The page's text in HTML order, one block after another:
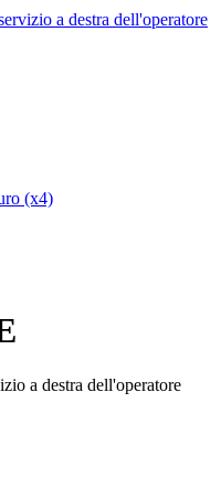
a destra dell'operatore
(x4)